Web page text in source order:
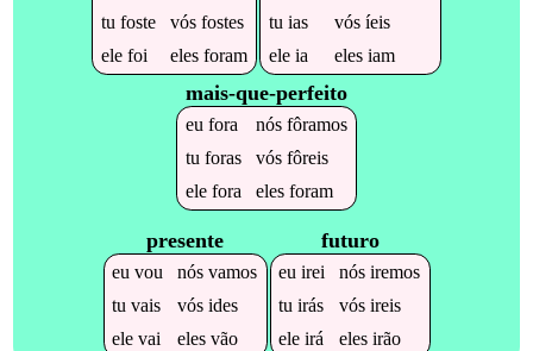
tu foste vós fostes
ele foi eles foram
tu ias vós íeis
ele ia eles iam
mais-que-perfeito
eu fora nós fôramos
tu foras vós fôreis
ele fora eles foram
presente
euvou nósvamos
tuvais vósides
elevai elesvão
futuro
euirei nósiremos
tuirás vósireis
eleirá elesirão